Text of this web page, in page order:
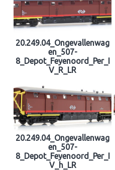
20.249.04_Ongevallenwag
en_507-
8_Depot_Feyenoord_Per_I
V_R_LR
20.249.04_Ongevallenwag
en_507-
8_Depot_Feyenoord_Per_I
V_h_LR